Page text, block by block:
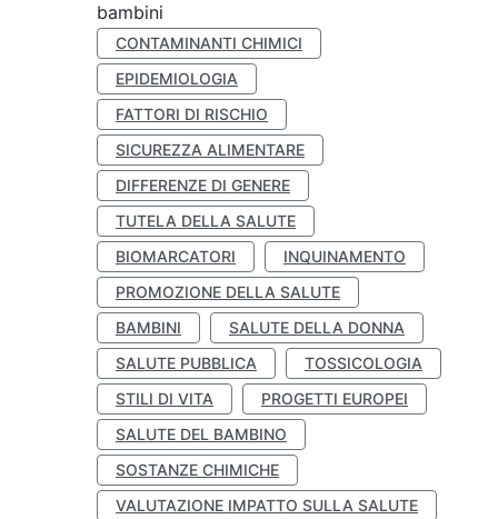
bambini
CONTAMINANTI CHIMICI
EPIDEMIOLOGIA
FATTORI DI RISCHIO
SICUREZZA ALIMENTARE
DIFFERENZE DI GENERE
TUTELA DELLA SALUTE
BIOMARCATORI
INQUINAMENTO
PROMOZIONE DELLA SALUTE
BAMBINI
SALUTE DELLA DONNA
SALUTE PUBBLICA
TOSSICOLOGIA
STILI DI VITA
PROGETTI EUROPEI
SALUTE DEL BAMBINO
SOSTANZE CHIMICHE
VALUTAZIONE IMPATTO SULLA SALUTE